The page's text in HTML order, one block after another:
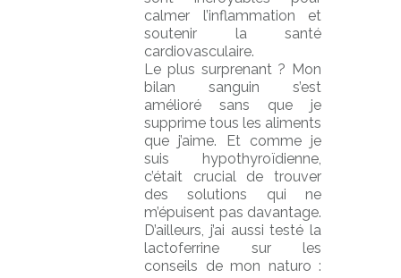
calmer l’inflammation et
soutenir la santé
cardiovasculaire.
Le plus surprenant ? Mon
bilan sanguin s’est
amélioré sans que je
supprime tous les aliments
que j’aime. Et comme je
suis hypothyroïdienne,
c’était crucial de trouver
des solutions qui ne
m’épuisent pas davantage.
D’ailleurs, j’ai aussi testé la
lactoferrine sur les
conseils de mon naturo :